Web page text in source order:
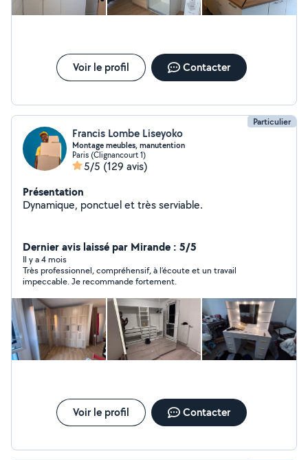
Voir le profil Contacter
Particulier
Francis Lombe Liseyoko
Montage meubles, manutention
Paris (Clignancourt 1)
5/5 (129 avis)
Présentation
Dynamique, ponctuel et très serviable.
Dernier avis laissé par Mirande : 5/5
Il y a 4 mois
Très professionnel, compréhensif, à l’écoute et un travail
impeccable. Je recommande fortement.
Voir le profil Contacter